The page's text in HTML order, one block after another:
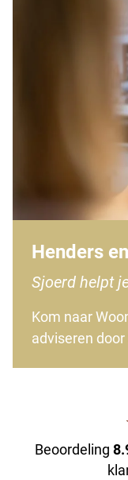
Henders
Sjoerd helpt
Kom naar
adviseren door
Beoordeling